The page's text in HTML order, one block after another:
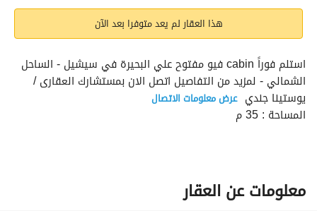
هذا العقار لم يعد متوفرا بعد الآن
يوستينا جندي عرض معلومات الاتصال
المساحة : 35 م
السعر الاجمالي : 11,000,000 ج كاش
(السعر شامل الاثاث - الاجهزة المنزلية)
معلومات عن العقار